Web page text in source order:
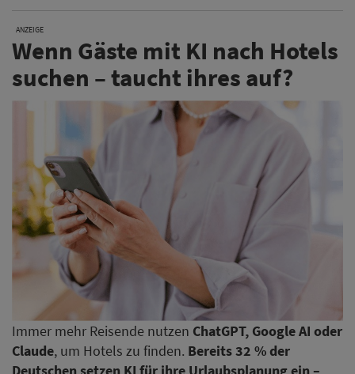
ANZEIGE
Wenn Gäste mit KI nach Hotels
suchen – taucht ihres auf?
Immer mehr Reisende nutzen ChatGPT, Google AI oder
Claude, um Hotels zu finden. Bereits 32 % der